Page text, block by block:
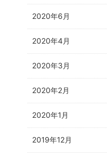
2020年6月
2020年4月
2020年3月
2020年2月
2020年1月
2019年12月